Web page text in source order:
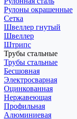
Рулоны окрашенные
Сетка
Швеллер гнутый
Швеллер
Штрипс
Трубы стальные
Трубы стальные
Бесшовная
Электросварная
Оцинкованная
Нержавеющая
Профильная
Алюминиевая